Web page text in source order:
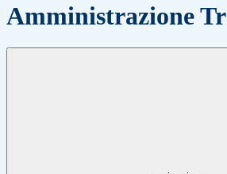
Amministrazione